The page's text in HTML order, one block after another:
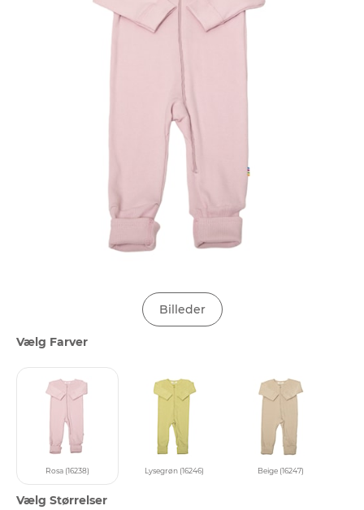
Billeder
Vælg Farver
Rosa (16238) Lysegrøn (16246) Beige (16247)
Vælg Størrelser